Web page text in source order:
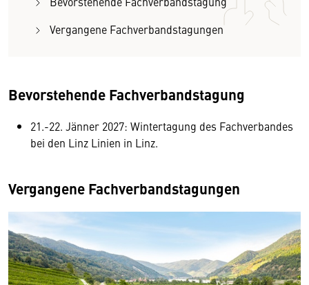
Vergangene Fachverbandstagungen
Bevorstehende Fachverbandstagung
21.-22. Jänner 2027: Wintertagung des Fachverbandes
bei den Linz Linien in Linz.
Vergangene Fachverbandstagungen